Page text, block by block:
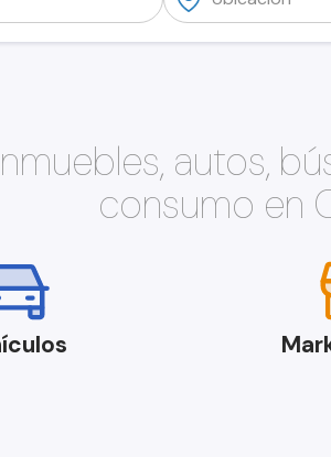
autos,
consumo en